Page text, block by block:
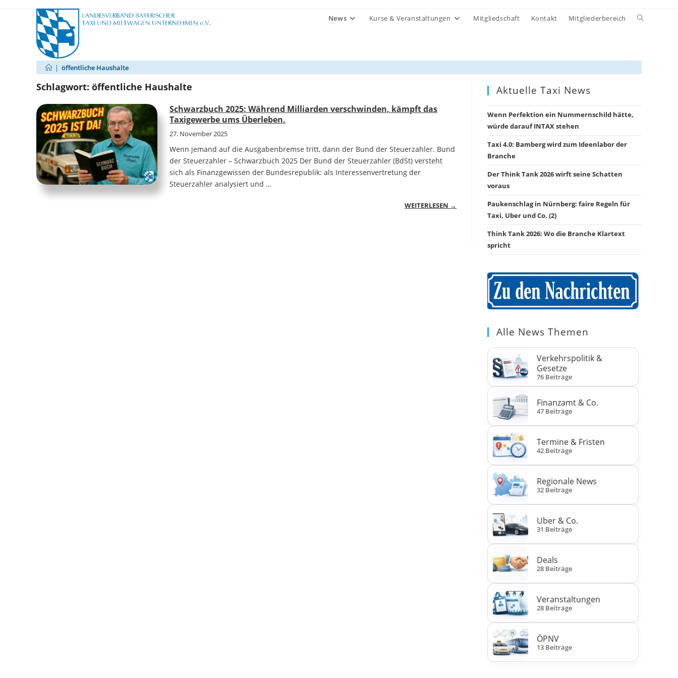
News Kurse & Veranstaltungen Mitgliedschaft Kontakt Mitgliederbereich
Website-
| öffentliche Haushalte
Schlagwort: öffentliche Haushalte
Schwarzbuch 2025: Während Milliarden verschwinden, kämpft das
Taxigewerbe ums Überleben.
27. November 2025
Wenn jemand auf die Ausgabenbremse tritt, dann der Bund der Steuerzahler. Bund
der Steuerzahler – Schwarzbuch 2025 Der Bund der Steuerzahler (BdSt) versteht
sich als Finanzgewissen der Bundesrepublik: als Interessenvertretung der
Steuerzahler analysiert und …
WEITERLESEN →
Aktuelle Taxi News
Wenn Perfektion ein Nummernschild hätte,
würde darauf INTAX stehen
Taxi 4.0: Bamberg wird zum Ideenlabor der
Branche
Der Think Tank 2026 wirft seine Schatten
voraus
Paukenschlag in Nürnberg: faire Regeln für
Taxi, Uber und Co. (2)
Think Tank 2026: Wo die Branche Klartext
spricht
Alle News Themen
Verkehrspolitik &
Gesetze
76 Beiträge
Finanzamt & Co.
47 Beiträge
Termine & Fristen
42 Beiträge
Regionale News
32 Beiträge
Uber & Co.
31 Beiträge
Deals
28 Beiträge
Veranstaltungen
28 Beiträge
ÖPNV
13 Beiträge